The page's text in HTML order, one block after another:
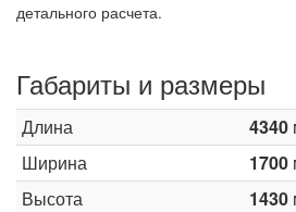
детального расчета.
Габариты и размеры
Длина 4340
Ширина
1700
Высота
1430